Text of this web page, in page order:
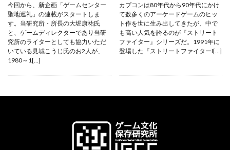
今回から、新企画「ゲームセンター
聖地巡礼」の連載がスタートしま
す。当研究所・所長の大堀康祐氏
と、ゲームディレクターであり当研
究所のライターとしても協力いただ
いている見城こうじ氏のお2人が、
1980～1[…]
カプコンは80年代から90年代にかけ
て数多くのアーケードゲームのヒッ
ト作を世に生み出してきたが、中で
も高い人気を誇るのが『ストリート
ファイター』シリーズだ。1991年に
登場した『ストリートファイターI[…]